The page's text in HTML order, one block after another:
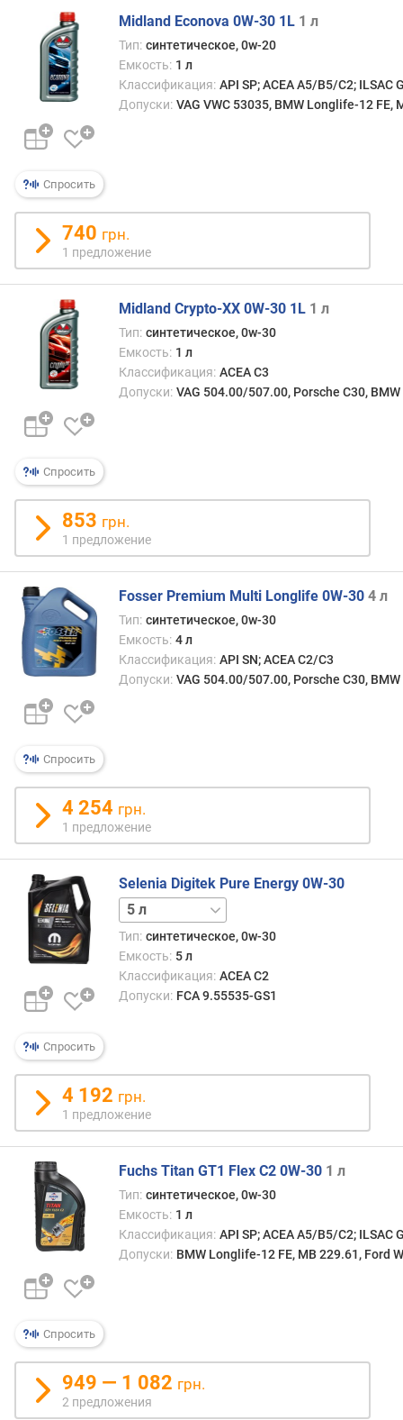
Спросить
Midland Econova 0W-30 1L 1 л
Тип: синтетическое, 0w-20
Емкость: 1 л
Классификация: API SP; ACEA A5/B5/C2; ILSAC
Допуски: VAG VWC 53035, BMW Longlife-12
740 грн.
1 предложение
Спросить
Midland Crypto-XX 0W-30 1L 1 л
Тип: синтетическое, 0w-30
Емкость: 1 л
Классификация: ACEA C3
Допуски: VAG 504.00/507.00, Porsche C30,
853 грн.
1 предложение
Спросить
Fosser Premium Multi Longlife 0W-30 4 л
Тип: синтетическое, 0w-30
Емкость: 4 л
Классификация: API SN; ACEA C2/C3
Допуски: VAG 504.00/507.00, Porsche C30,
4 254 грн.
1 предложение
Спросить
Selenia Digitek Pure Energy 0W-30
1 л
Тип: синтетическое, 0w-30
Емкость: 5 л
Классификация: ACEA C2
Допуски: FCA 9.55535-GS1
4 192 грн.
1 предложение
Спросить
Fuchs Titan GT1 Flex C2 0W-30 1 л
Тип: синтетическое, 0w-30
Емкость: 1 л
Классификация: API SP; ACEA A5/B5/C2; ILSAC
Допуски: BMW Longlife-12 FE, MB 229.61, Ford
949 — 1 082 грн.
2 предложения